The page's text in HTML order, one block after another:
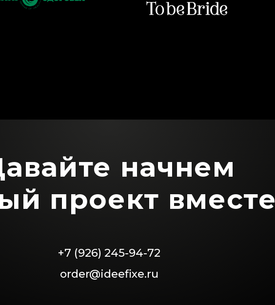
начнем
проект вместе
+7 (926) 245-94-72
order@ideefixe.ru